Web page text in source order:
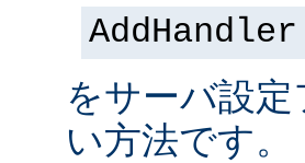
をサーバ設
い方法です。